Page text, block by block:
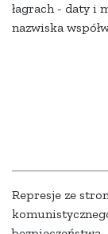
łagrach - daty i
nazwiska
Represje ze